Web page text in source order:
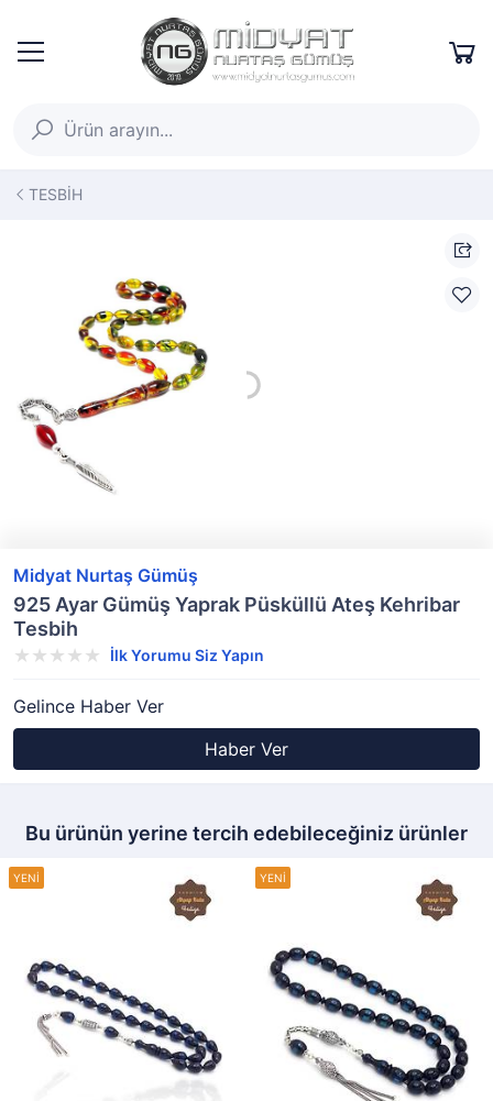
TESBİH
Midyat Nurtaş Gümüş
925 Ayar Gümüş Yaprak Püsküllü Ateş Kehribar
Tesbih
İlk Yorumu Siz Yapın
Gelince Haber Ver
Haber Ver
Bu ürünün yerine tercih edebileceğiniz ürünler